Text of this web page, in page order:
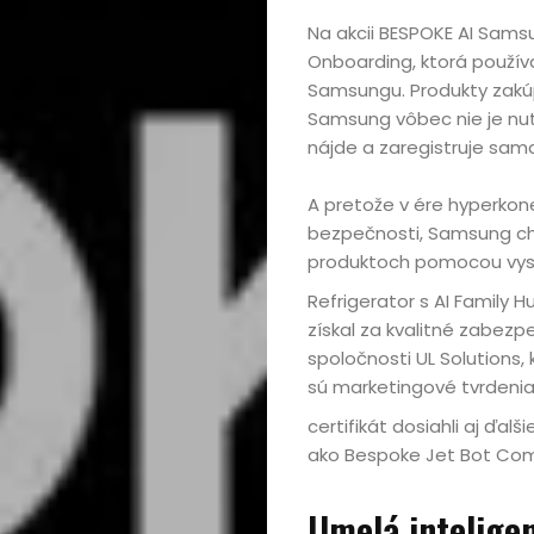
Cestovanie
Kultúra
Peniaze,
podnikanie
Rozhovory
Spoločnosť,
politika
Sprievodca
Na akcii BESPOKE AI
Onboarding, ktorá
Samsungu. Produkty
Samsung vôbec nie je
nájde a zaregistruje
A pretože v ére
bezpečnosti, Samsung
produktoch pomocou
Refrigerator s AI Family
získal za kvalitné
spoločnosti UL
sú marketingové
certifikát dosiahli aj
ako Bespoke Jet Bot